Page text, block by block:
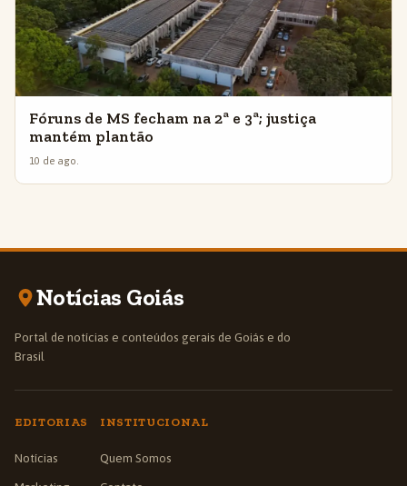
Fóruns de MS fecham na 2ª e 3ª; justiça
mantém plantão
10 de ago.
Notícias Goiás
Portal de notícias e conteúdos gerais de Goiás e do
Brasil
EDITORIAS
Notícias
INSTITUCIONAL
Quem Somos